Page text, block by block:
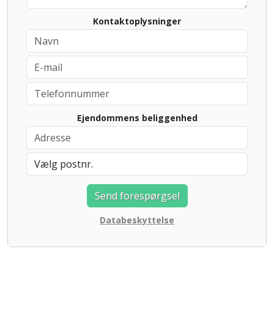
human,
this
field
Kontaktoplysninger
Ejendommens beliggenhed
Databeskyttelse